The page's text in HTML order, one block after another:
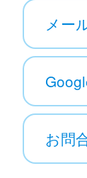
メー
お問